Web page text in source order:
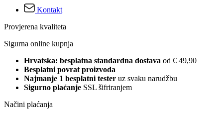
Kontakt
Provjerena kvaliteta
Sigurna online kupnja
Hrvatska: besplatna standardna dostava od € 49,90
Besplatni povrat proizvoda
Najmanje 1 besplatni tester uz svaku narudžbu
Sigurno plaćanje SSL šifriranjem
Načini plaćanja